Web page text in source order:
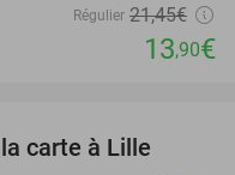
Régulier 21,45€
13,90€
carte à Lille